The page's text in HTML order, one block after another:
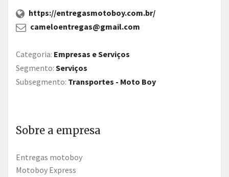
https://entregasmotoboy.com.br/
cameloentregas@gmail.com
Categoria: Empresas e Serviços
Segmento: Serviços
Subsegmento: Transportes - Moto Boy
Sobre a empresa
Entregas motoboy
Motoboy Express